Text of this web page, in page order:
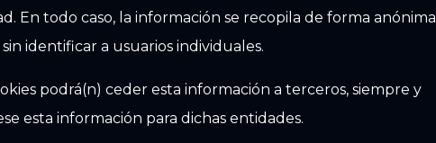
En todo caso, la información se recopila de forma anónima
identificar a usuarios individuales.
podrá(n) ceder esta información a terceros, siempre y
esta información para dichas entidades.